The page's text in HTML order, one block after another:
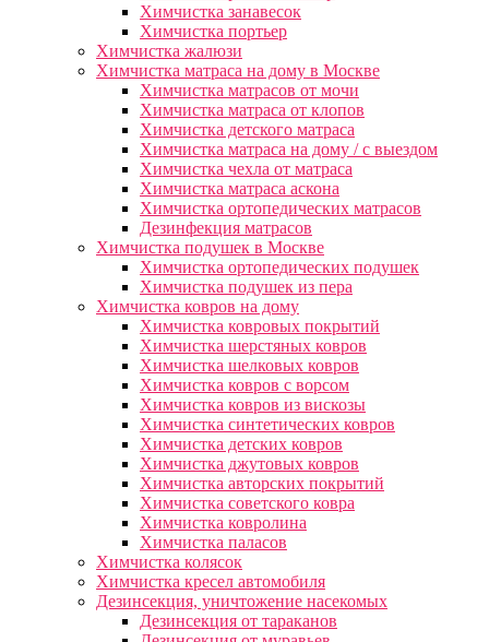
Химчистка занавесок
Химчистка портьер
Химчистка жалюзи
Химчистка матраса на дому в Москве
Химчистка матрасов от мочи
Химчистка матраса от клопов
Химчистка детского матраса
Химчистка матраса на дому / с выездом
Химчистка чехла от матраса
Химчистка матраса аскона
Химчистка ортопедических матрасов
Дезинфекция матрасов
Химчистка подушек в Москве
Химчистка ортопедических подушек
Химчистка подушек из пера
Химчистка ковров на дому
Химчистка ковровых покрытий
Химчистка шерстяных ковров
Химчистка шелковых ковров
Химчистка ковров с ворсом
Химчистка ковров из вискозы
Химчистка синтетических ковров
Химчистка детских ковров
Химчистка джутовых ковров
Химчистка авторских покрытий
Химчистка советского ковра
Химчистка ковролина
Химчистка паласов
Химчистка колясок
Химчистка кресел автомобиля
Дезинсекция, уничтожение насекомых
Дезинсекция от тараканов